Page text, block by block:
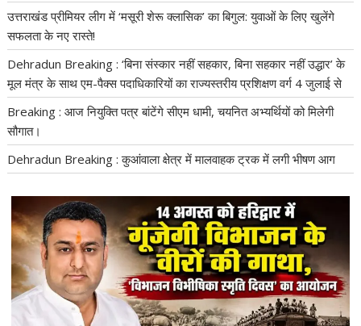
उत्तराखंड प्रीमियर लीग में ‘मसूरी शेरू क्लासिक’ का बिगुल: युवाओं के लिए खुलेंगे
सफलता के नए रास्ते!
Dehradun Breaking : ‘बिना संस्कार नहीं सहकार, बिना सहकार नहीं उद्धार’ के
मूल मंत्र के साथ एम-पैक्स पदाधिकारियों का राज्यस्तरीय प्रशिक्षण वर्ग 4 जुलाई से
Breaking : आज नियुक्ति पत्र बांटेंगे सीएम धामी, चयनित अभ्यर्थियों को मिलेगी
सौगात।
Dehradun Breaking : कुआंवाला क्षेत्र में मालवाहक ट्रक में लगी भीषण आग